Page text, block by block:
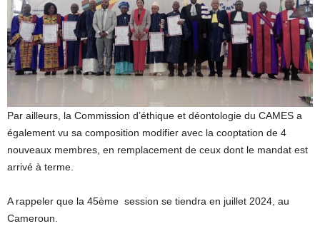
Par ailleurs, la Commission d’éthique et déontologie du CAMES a
également vu sa composition modifier avec la cooptation de 4
nouveaux membres, en remplacement de ceux dont le mandat est
arrivé à terme.
A rappeler que la 45ème session se tiendra en juillet 2024, au
Cameroun.